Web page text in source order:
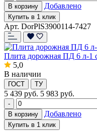
В корзину
Добавлено
Купить в 1 клик
Арт. DorPlS3900114-7427
Плита дорожная ПД 6 л-1
5,0
В наличии
ГОСТ ТУ
5 439 руб. 5 983 руб.
-
В корзину
Добавлено
Купить в 1 клик